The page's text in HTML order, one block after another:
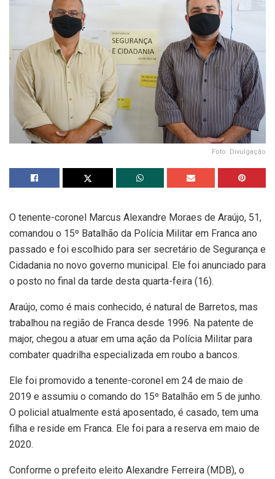
Foto: Divulgação
O tenente-coronel Marcus Alexandre Moraes de Araújo, 51,
comandou o 15º Batalhão da Polícia Militar em Franca ano
passado e foi escolhido para ser secretário de Segurança e
Cidadania no novo governo municipal. Ele foi anunciado para
o posto no final da tarde desta quarta-feira (16).
Araújo, como é mais conhecido, é natural de Barretos, mas
trabalhou na região de Franca desde 1996. Na patente de
major, chegou a atuar em uma ação da Polícia Militar para
combater quadrilha especializada em roubo a bancos.
Ele foi promovido a tenente-coronel em 24 de maio de
2019 e assumiu o comando do 15º Batalhão em 5 de junho.
O policial atualmente está aposentado, é casado, tem uma
filha e reside em Franca. Ele foi para a reserva em maio de
2020.
Conforme o prefeito eleito Alexandre Ferreira (MDB), o